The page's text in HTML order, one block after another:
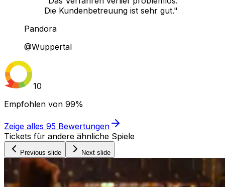
Die Kundenbetreuung ist sehr gut."
Pandora
@Wuppertal
10
Empfohlen von 99%
Zeige alles 95 Bewertungen
Tickets für andere ähnliche Spiele
Previous slide Next slide